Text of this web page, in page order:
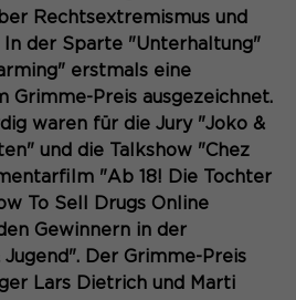
Management System dieser
Diese Basis-Cookies sind
damit Ihr Besuch auf der
angenehm und flüssig wird:
es der Website, Sie
und somit Ihre Sitzung
halten. Es speichert bei
Login für einen
Bereich die Benutzer-
Wert (sog.
Wert") zum entsprechenden
des Nutzers.
anonymen
eines Besuchers.
die automatische
Inhalte durch GTranslate.
Inc.
Rechtsextremismus und
In der Sparte "Unterhaltung"
erstmals eine
Grimme-Preis ausgezeichnet.
waren für die Jury "Joko &
und die Talkshow "Chez
"Ab 18! Die Tochter
To Sell Drugs Online
Gewinnern in der
Der Grimme-Preis
Lars Dietrich und Marti